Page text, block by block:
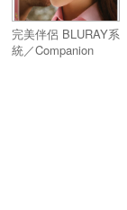
完美伴侶 BLURAY系
統／Companion